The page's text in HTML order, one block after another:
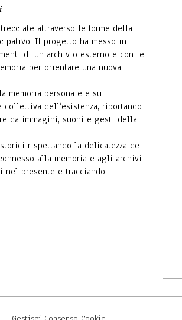
attraverso le forme della
Il progetto ha messo in
di un archivio esterno e con le
per orientare una nuova
memoria personale e sul
dell’esistenza, riportando
da immagini, suoni e gesti della
rispettando la delicatezza dei
alla memoria e agli archivi
nel presente e tracciando